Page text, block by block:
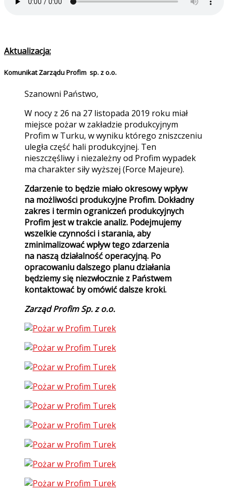
Aktualizacja:
Komunikat Zarządu Profim sp. z o.o.
Szanowni Państwo,
W nocy z 26 na 27 listopada 2019 roku miał
miejsce pożar w zakładzie produkcyjnym
Profim w Turku, w wyniku którego zniszczeniu
uległa część hali produkcyjnej. Ten
nieszczęśliwy i niezależny od Profim wypadek
ma charakter siły wyższej (Force Majeure).
Zdarzenie to będzie miało okresowy wpływ
na możliwości produkcyjne Profim. Dokładny
zakres i termin ograniczeń produkcyjnych
Profim jest w trakcie analiz. Podejmujemy
wszelkie czynności i starania, aby
zminimalizować wpływ tego zdarzenia
na naszą działalność operacyjną. Po
opracowaniu dalszego planu działania
będziemy się niezwłocznie z Państwem
kontaktować by omówić dalsze kroki.
Zarząd Profim Sp. z o.o.